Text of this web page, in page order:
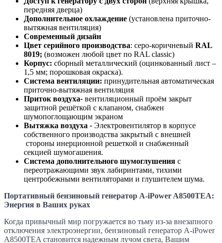
передняя дверца)
Дополнительное охлаждение (установлена приточно-
вытяжная вентиляция)
Современный дизайн
Цвет серийного производства: серо-коричневый RAL
8019; (возможен любой цвет по RAL classic)
Корпус: сборный металлический (оцинкованный лист –
1,5 мм; порошковая окраска).
Система вентиляции: принудительная автоматическая
приточно-вытяжная вентиляция
Приток воздуха- вентиляционный проём закрыт
защитной решёткой с клапаном, снабжен
шумопоглощающим экраном
Вытяжка воздуха - Электровентилятор в корпусе
собственного производства закрытый с внешней
стороны инерционной решеткой и снабженный
секцией шумогашения.
Система дополнительного шумоглушения с
переотражающими звук лабиринтами, тихими
центробежными вентиляторами и глушителем шума.
Портативный бензиновый генератор A-iPower A8500TEA:
Энергия в Ваших руках
Когда привычный мир погружается во тьму из-за внезапного
отключения электроэнергии, бензиновый генератор A-iPower
A8500TEA становится надежным лучом света, Вашим